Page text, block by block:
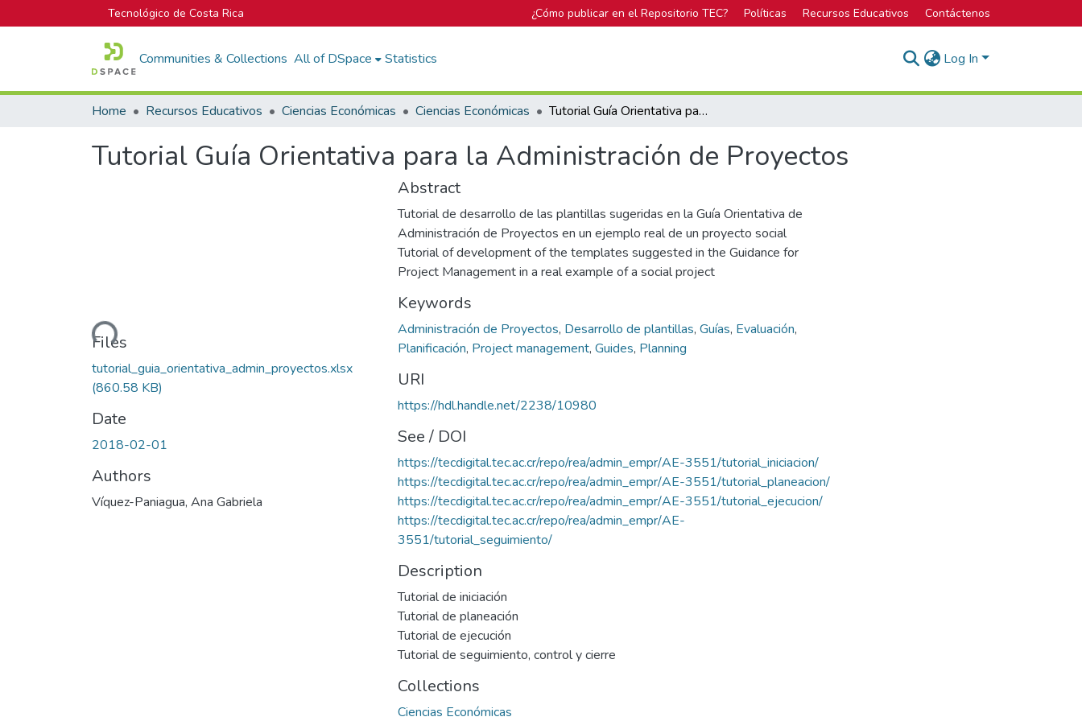
Tecnológico de Costa Rica ¿Cómo publicar en el Repositorio TEC? Políticas Recursos Educativos Contáctenos
Communities & Collections All of DSpace Statistics Log In
Home Recursos Educativos Ciencias Económicas Ciencias Económicas Tutorial Guía Orientativa para la Administración de Proyectos
Tutorial Guía Orientativa para la Administración de Proyectos
Loading...
Files
tutorial_guia_orientativa_admin_proyectos.xlsx
(860.58 KB)
Date
2018-02-01
Authors
Víquez-Paniagua, Ana Gabriela
Abstract
Tutorial de desarrollo de las plantillas sugeridas en la Guía Orientativa de
Administración de Proyectos en un ejemplo real de un proyecto social
Tutorial of development of the templates suggested in the Guidance for
Project Management in a real example of a social project
Keywords
Administración de Proyectos, Desarrollo de plantillas, Guías, Evaluación,
Planificación, Project management, Guides, Planning
URI
https://hdl.handle.net/2238/10980
See / DOI
https://tecdigital.tec.ac.cr/repo/rea/admin_empr/AE-3551/tutorial_iniciacion/
https://tecdigital.tec.ac.cr/repo/rea/admin_empr/AE-3551/tutorial_planeacion/
https://tecdigital.tec.ac.cr/repo/rea/admin_empr/AE-3551/tutorial_ejecucion/
https://tecdigital.tec.ac.cr/repo/rea/admin_empr/AE-
3551/tutorial_seguimiento/
Description
Tutorial de iniciación
Tutorial de planeación
Tutorial de ejecución
Tutorial de seguimiento, control y cierre
Collections
Ciencias Económicas